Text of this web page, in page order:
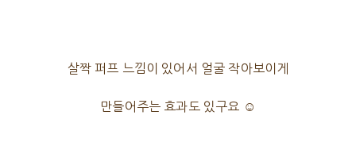
살짝 퍼프 느낌이 있어서 얼굴 작아보이게
만들어주는 효과도 있구요 ☺